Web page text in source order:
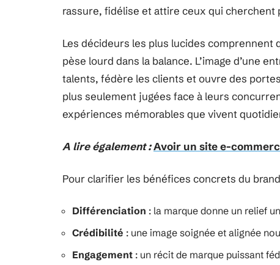
rassure, fidélise et attire ceux qui cherchent
Les décideurs les plus lucides
pèse lourd dans la balance. L’image d’une
talents, fédère les clients et ouvre des
plus seulement jugées face à leurs
expériences mémorables que vivent
A lire également :Avoir un site e-
Pour clarifier les bénéfices concrets du
Différenciation : la marque donne un relief
Crédibilité : une image soignée et alignée
Engagement : un récit de marque puissant